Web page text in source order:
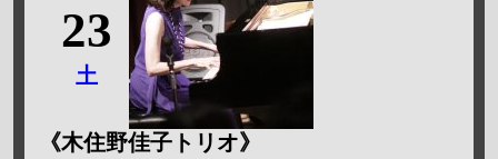
23
土
《木住野佳子トリオ》